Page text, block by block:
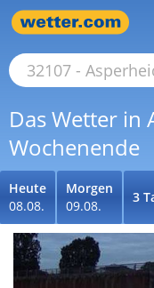
Das Wetter in
Wochenende
Heute
08.08.
Morgen
09.08.
3